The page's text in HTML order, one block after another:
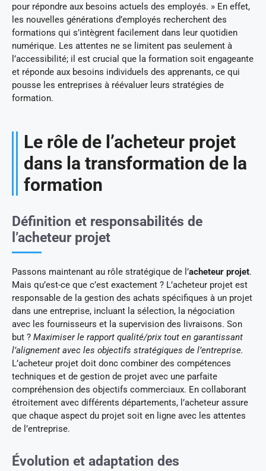
pour répondre aux besoins actuels des employés. » En effet,
les nouvelles générations d’employés recherchent des
formations qui s’intègrent facilement dans leur quotidien
numérique. Les attentes ne se limitent pas seulement à
l’accessibilité; il est crucial que la formation soit engageante
et réponde aux besoins individuels des apprenants, ce qui
pousse les entreprises à réévaluer leurs stratégies de
formation.
Le rôle de l’acheteur projet
dans la transformation de la
formation
Définition et responsabilités de
l’acheteur projet
Passons maintenant au rôle stratégique de l’acheteur projet.
Mais qu’est-ce que c’est exactement ? L’acheteur projet est
responsable de la gestion des achats spécifiques à un projet
dans une entreprise, incluant la sélection, la négociation
avec les fournisseurs et la supervision des livraisons. Son
but ? Maximiser le rapport qualité/prix tout en garantissant
l’alignement avec les objectifs stratégiques de l’entreprise.
L’acheteur projet doit donc combiner des compétences
techniques et de gestion de projet avec une parfaite
compréhension des objectifs commerciaux. En collaborant
étroitement avec différents départements, l’acheteur assure
que chaque aspect du projet soit en ligne avec les attentes
de l’entreprise.
Évolution et adaptation des